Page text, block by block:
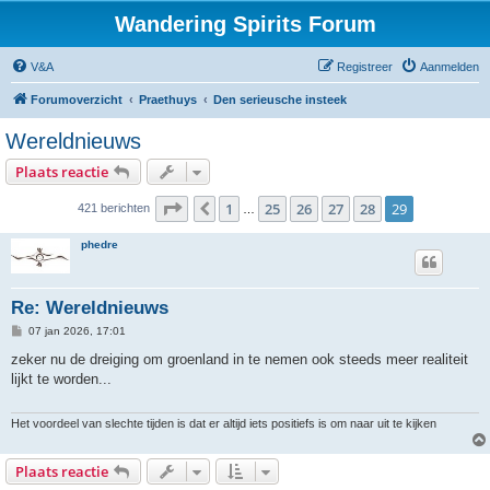
Wandering Spirits Forum
V&A Aanmelden
Registreer
Forumoverzicht Praethuys Den serieusche insteek
Wereldnieuws
Plaats reactie
421 berichten Pagina 29van29
Vorige
1 25 26 27 28 29
phedre
Re: Wereldnieuws
B
r
c
07 jan 2026, 17:01
zeker nu de dreiging om groenland in te nemen ook steeds meer realiteit
lijkt te worden...
Het voordeel van slechte tijden is dat er altijd iets positiefs is om naar uit te kijken
Plaats reactie